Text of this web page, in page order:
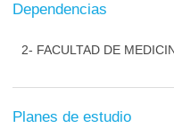
Dependencias
2- FACULTAD DE
Planes de estudio